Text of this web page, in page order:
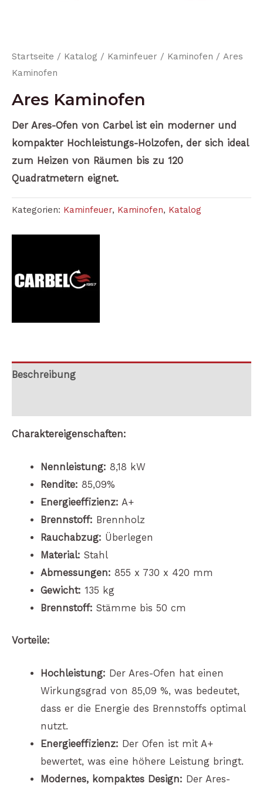
Startseite / Katalog / Kaminfeuer / Kaminofen / Ares
Kaminofen
Ares Kaminofen
Der Ares-Ofen von Carbel ist ein moderner und
kompakter Hochleistungs-Holzofen, der sich ideal
zum Heizen von Räumen bis zu 120
Quadratmetern eignet.
Kategorien: Kaminfeuer, Kaminofen, Katalog
Beschreibung
Charaktereigenschaften:
Nennleistung: 8,18 kW
Rendite: 85,09%
Energieeffizienz: A+
Brennstoff: Brennholz
Rauchabzug: Überlegen
Material: Stahl
Abmessungen: 855 x 730 x 420 mm
Gewicht: 135 kg
Brennstoff: Stämme bis 50 cm
Vorteile:
Hochleistung: Der Ares-Ofen hat einen
Wirkungsgrad von 85,09 %, was bedeutet,
dass er die Energie des Brennstoffs optimal
nutzt.
Energieeffizienz: Der Ofen ist mit A+
bewertet, was eine höhere Leistung bringt.
Modernes, kompaktes Design: Der Ares-